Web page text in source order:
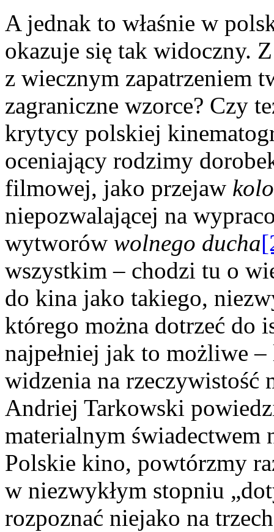
A jednak to właśnie w
okazuje się tak widoczny.
z wiecznym zapatrzeniem
zagraniczne wzorce? Czy
krytycy polskiej
oceniający rodzimy
filmowej, jako przejaw
niepozwalającej na
wytworów wolnego ducha
wszystkim – chodzi tu o
do kina jako takiego,
którego można dotrzeć do
najpełniej jak to możliwe
widzenia na rzeczywistość
Andriej Tarkowski
materialnym świadectwem
Polskie kino, powtórzmy
w niezwykłym stopniu
rozpoznać niejako na